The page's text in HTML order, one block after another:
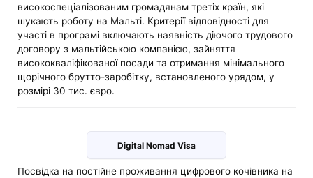
високоспеціалізованим громадянам третіх країн, які
шукають роботу на Мальті. Критерії відповідності для
участі в програмі включають наявність діючого трудового
договору з мальтійською компанією, зайняття
висококваліфікованої посади та отримання мінімального
щорічного брутто-заробітку, встановленого урядом, у
розмірі 30 тис. євро.
Digital Nomad Visa
Посвідка на постійне проживання цифрового кочівника на